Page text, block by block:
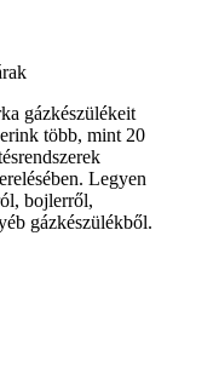
gázkészülékeit
több, mint 20
Legyen
bojlerről,
gázkészülékből.